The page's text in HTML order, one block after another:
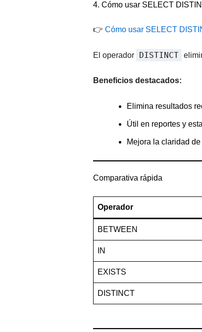
4. Cómo usar SELECT
👉 Cómo usar SELECT
El operador DISTINCT
Beneficios destacados:
Elimina resultados
Útil en reportes y
Mejora la claridad
Comparativa rápida
Operador
BETWEEN
IN
EXISTS
DISTINCT